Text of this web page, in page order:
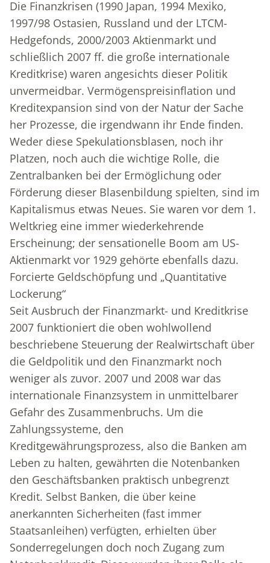
Die Finanzkrisen (1990 Japan, 1994 Mexiko,
1997/98 Ostasien, Russland und der LTCM-
Hedgefonds, 2000/2003 Aktienmarkt und
schließlich 2007 ff. die große internationale
Kreditkrise) waren angesichts dieser Politik
unvermeidbar. Vermögenspreisinflation und
Kreditexpansion sind von der Natur der Sache
her Prozesse, die irgendwann ihr Ende finden.
Weder diese Spekulationsblasen, noch ihr
Platzen, noch auch die wichtige Rolle, die
Zentralbanken bei der Ermöglichung oder
Förderung dieser Blasenbildung spielten, sind im
Kapitalismus etwas Neues. Sie waren vor dem 1.
Weltkrieg eine immer wiederkehrende
Erscheinung; der sensationelle Boom am US-
Aktienmarkt vor 1929 gehörte ebenfalls dazu.
Forcierte Geldschöpfung und „Quantitative
Lockerung“
Seit Ausbruch der Finanzmarkt- und Kreditkrise
2007 funktioniert die oben wohlwollend
beschriebene Steuerung der Realwirtschaft über
die Geldpolitik und den Finanzmarkt noch
weniger als zuvor. 2007 und 2008 war das
internationale Finanzsystem in unmittelbarer
Gefahr des Zusammenbruchs. Um die
Zahlungssysteme, den
Kreditgewährungsprozess, also die Banken am
Leben zu halten, gewährten die Notenbanken
den Geschäftsbanken praktisch unbegrenzt
Kredit. Selbst Banken, die über keine
anerkannten Sicherheiten (fast immer
Staatsanleihen) verfügten, erhielten über
Sonderregelungen doch noch Zugang zum